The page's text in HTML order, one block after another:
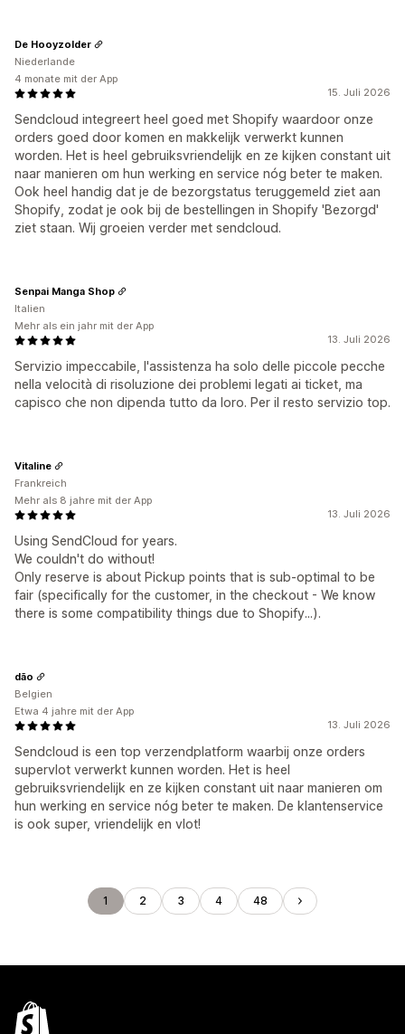
15. Juli 2026
Sendcloud integreert heel goed met Shopify waardoor onze
orders goed door komen en makkelijk verwerkt kunnen
worden. Het is heel gebruiksvriendelijk en ze kijken constant uit
naar manieren om hun werking en service nóg beter te maken.
Ook heel handig dat je de bezorgstatus teruggemeld ziet aan
Shopify, zodat je ook bij de bestellingen in Shopify 'Bezorgd'
ziet staan. Wij groeien verder met sendcloud.
De Hooyzolder
Niederlande
4 monate mit der App
13. Juli 2026
Servizio impeccabile, l'assistenza ha solo delle piccole pecche
nella velocità di risoluzione dei problemi legati ai ticket, ma
capisco che non dipenda tutto da loro. Per il resto servizio top.
Senpai Manga Shop
Italien
Mehr als ein jahr mit der App
13. Juli 2026
Using SendCloud for years.
We couldn't do without!
Only reserve is about Pickup points that is sub-optimal to be
fair (specifically for the customer, in the checkout - We know
there is some compatibility things due to Shopify...).
Vitaline
Frankreich
Mehr als 8 jahre mit der App
13. Juli 2026
Sendcloud is een top verzendplatform waarbij onze orders
supervlot verwerkt kunnen worden. Het is heel
gebruiksvriendelijk en ze kijken constant uit naar manieren om
hun werking en service nóg beter te maken. De klantenservice
is ook super, vriendelijk en vlot!
dão
Belgien
Etwa 4 jahre mit der App
1 2 3 4 48